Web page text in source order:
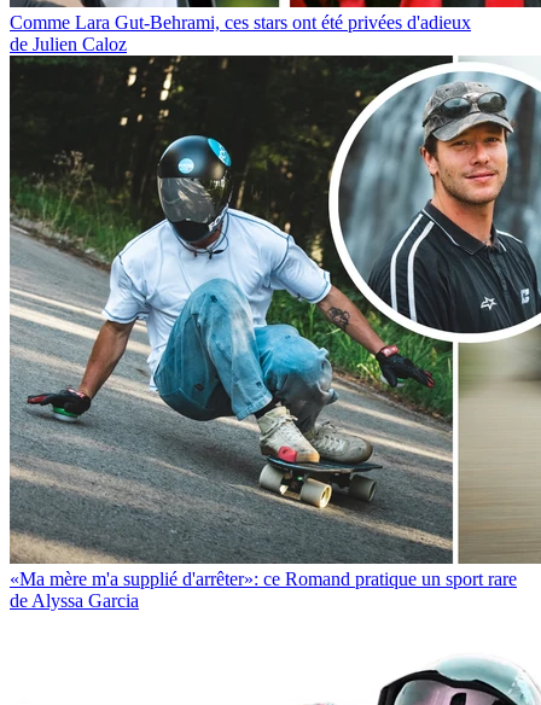
Comme Lara Gut-Behrami, ces stars ont été privées d'adieux
de Julien Caloz
«Ma mère m'a supplié d'arrêter»: ce Romand pratique un sport rare
de Alyssa Garcia